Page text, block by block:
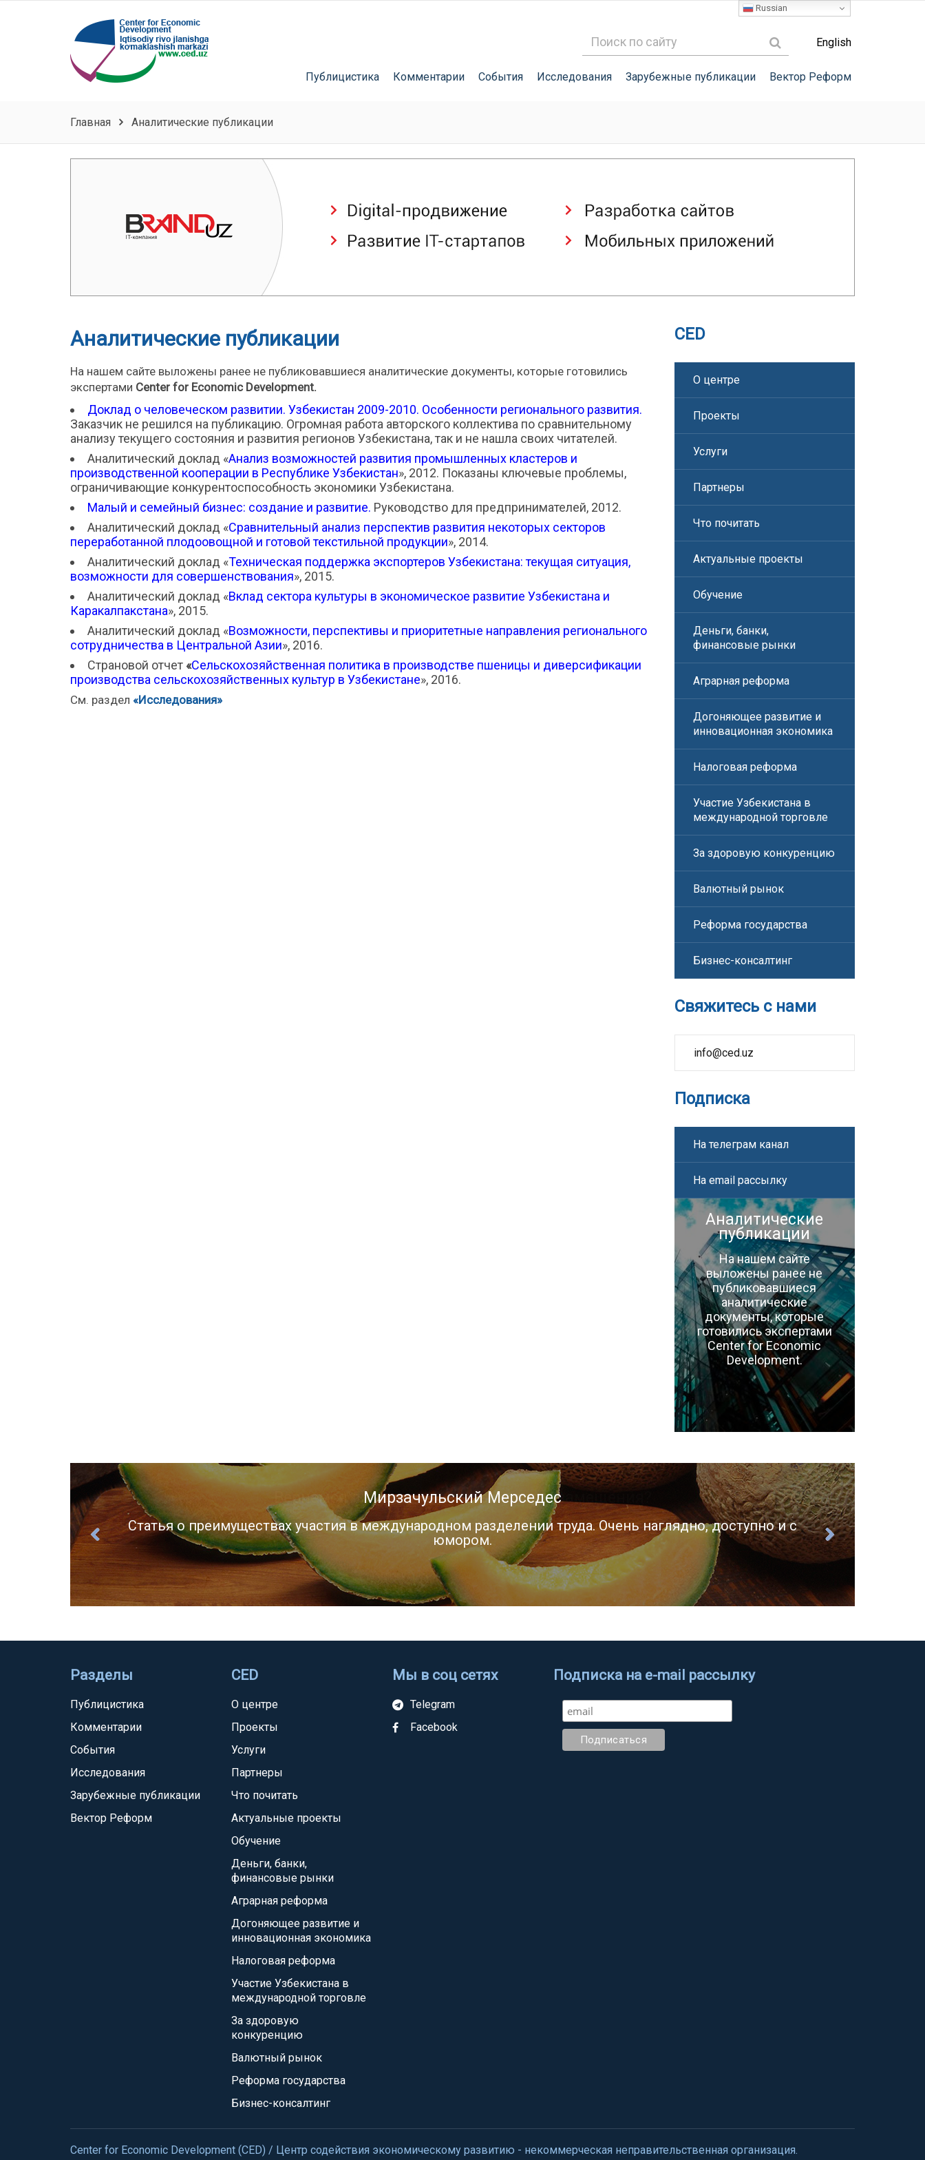
English
Публицистика Комментарии События Исследования Зарубежные публикации Вектор Реформ
Главная Аналитические публикации
Аналитические публикации
На нашем сайте выложены ранее не публиковавшиеся аналитические документы, которые готовились
экспертами Center for Economic Development.
Доклад о человеческом развитии. Узбекистан 2009-2010. Особенности регионального развития.
Заказчик не решился на публикацию. Огромная работа авторского коллектива по сравнительному
анализу текущего состояния и развития регионов Узбекистана, так и не нашла своих читателей.
Аналитический доклад «Анализ возможностей развития промышленных кластеров и
производственной кооперации в Республике Узбекистан», 2012. Показаны ключевые проблемы,
ограничивающие конкурентоспособность экономики Узбекистана.
Малый и семейный бизнес: создание и развитие. Руководство для предпринимателей, 2012.
Аналитический доклад «Сравнительный анализ перспектив развития некоторых секторов
переработанной плодоовощной и готовой текстильной продукции», 2014.
Аналитический доклад «Техническая поддержка экспортеров Узбекистана: текущая ситуация,
возможности для совершенствования», 2015.
Аналитический доклад «Вклад сектора культуры в экономическое развитие Узбекистана и
Каракалпакстана», 2015.
Аналитический доклад «Bозможности, перспективы и приоритетные направления регионального
сотрудничества в Центральной Азии», 2016.
Страновой отчет«Сельскохозяйственная политика в производстве пшеницы и диверсификации
производства сельскохозяйственных культур в Узбекистане», 2016.
См. раздел «Исследования»
CED
О центре
Проекты
Услуги
Партнеры
Что почитать
Актуальные проекты
Обучение
Деньги, банки,
финансовые рынки
Аграрная реформа
Догоняющее развитие и
инновационная экономика
Налоговая реформа
Участие Узбекистана в
международной торговле
За здоровую конкуренцию
Валютный рынок
Реформа государства
Бизнес-консалтинг
Свяжитесь с нами
info@ced.uz
Подписка
На телеграм канал
На email рассылку
Аналитические
публикации
На нашем сайте
выложены ранее не
публиковавшиеся
аналитические
документы, которые
готовились экспертами
Center for Economic
Development.
Мирзачульский Мерседес
Статья о преимуществах участия в международном разделении труда. Очень наглядно, доступно и с
юмором.
Разделы
Публицистика
Комментарии
События
Исследования
Зарубежные публикации
Вектор Реформ
CED
О центре
Проекты
Услуги
Партнеры
Что почитать
Актуальные проекты
Обучение
Деньги, банки,
финансовые рынки
Аграрная реформа
Догоняющее развитие и
инновационная экономика
Налоговая реформа
Участие Узбекистана в
международной торговле
За здоровую
конкуренцию
Валютный рынок
Реформа государства
Бизнес-консалтинг
Мы в соц сетях
Telegram
Facebook
Подписка на e-mail рассылку
Center for Economic Development (CED) / Центр содействия экономическому развитию - некоммерческая неправительственная организация.
Russian